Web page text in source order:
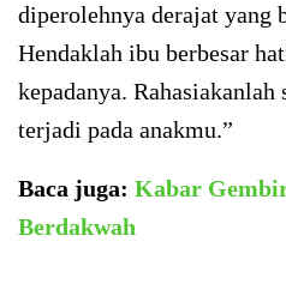
diperolehnya derajat yang
Hendaklah ibu berbesar
kepadanya. Rahasiakanlah
terjadi pada anakmu.”
Baca juga: Kabar
Berdakwah